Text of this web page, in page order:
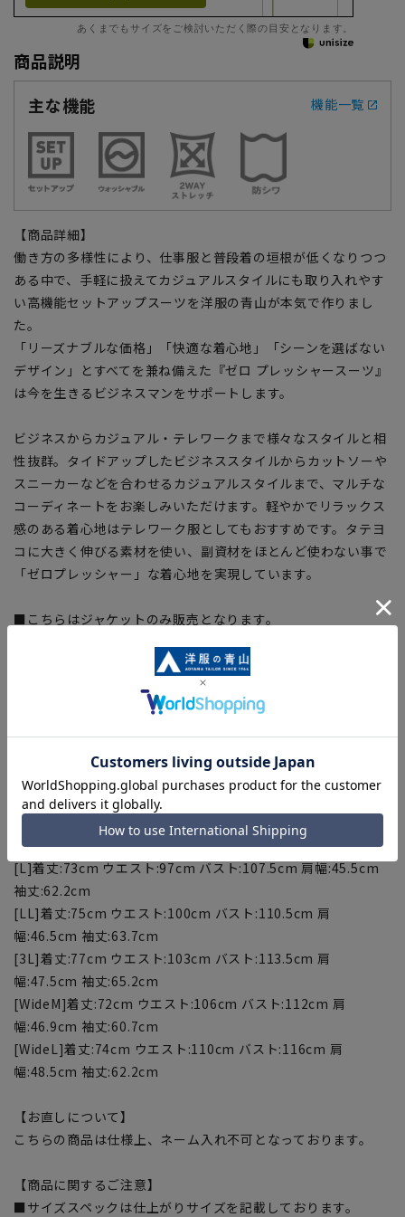
あくまでもサイズをご検討いただく際の目安となります。
商品説明
主な機能
機能一覧
【商品詳細】
働き方の多様性により、仕事服と普段着の垣根が低くなりつつ
ある中で、手軽に扱えてカジュアルスタイルにも取り入れやす
い高機能セットアップスーツを洋服の青山が本気で作りまし
た。
「リーズナブルな価格」「快適な着心地」「シーンを選ばない
デザイン」とすべてを兼ね備えた『ゼロ プレッシャースーツ』
は今を生きるビジネスマンをサポートします。
ビジネスからカジュアル・テレワークまで様々なスタイルと相
性抜群。タイドアップしたビジネススタイルからカットソーや
スニーカーなどを合わせるカジュアルスタイルまで、マルチな
コーディネートをお楽しみいただけます。軽やかでリラックス
感のある着心地はテレワーク服としてもおすすめです。タテヨ
コに大きく伸びる素材を使い、副資材をほとんど使わない事で
「ゼロプレッシャー」な着心地を実現しています。
■こちらはジャケットのみ販売となります。
スラックス：Z70011
※セットアップ対応商品は在庫切れの場合がございます。
【サイズスペック】
[S]着丈:69cm ウエスト:91cm バスト:101.5cm 肩幅:43.5cm
袖丈:59.2cm
[M]着丈:71cm ウエスト:94cm バスト:104.5cm 肩幅:44.5cm
袖丈:60.7cm
[L]着丈:73cm ウエスト:97cm バスト:107.5cm 肩幅:45.5cm
袖丈:62.2cm
[LL]着丈:75cm ウエスト:100cm バスト:110.5cm 肩
幅:46.5cm 袖丈:63.7cm
[3L]着丈:77cm ウエスト:103cm バスト:113.5cm 肩
幅:47.5cm 袖丈:65.2cm
[WideM]着丈:72cm ウエスト:106cm バスト:112cm 肩
幅:46.9cm 袖丈:60.7cm
[WideL]着丈:74cm ウエスト:110cm バスト:116cm 肩
幅:48.5cm 袖丈:62.2cm
【お直しについて】
こちらの商品は仕様上、ネーム入れ不可となっております。
【商品に関するご注意】
■サイズスペックは仕上がりサイズを記載しております。